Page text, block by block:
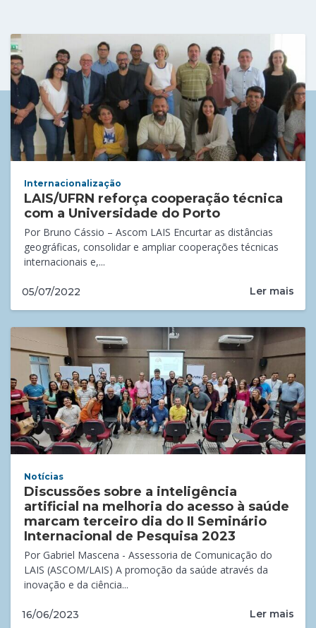
Internacionalização
LAIS/UFRN reforça cooperação técnica
com a Universidade do Porto
Por Bruno Cássio – Ascom LAIS Encurtar as distâncias
geográficas, consolidar e ampliar cooperações técnicas
internacionais e,...
05/07/2022 Ler mais
Notícias
Discussões sobre a inteligência
artificial na melhoria do acesso à saúde
marcam terceiro dia do II Seminário
Internacional de Pesquisa 2023
Por Gabriel Mascena - Assessoria de Comunicação do
LAIS (ASCOM/LAIS) A promoção da saúde através da
inovação e da ciência...
16/06/2023 Ler mais